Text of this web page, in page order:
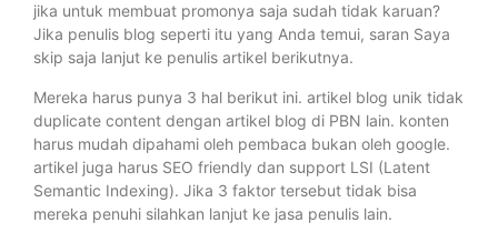
jika untuk membuat promonya saja sudah tidak karuan?
Jika penulis blog seperti itu yang Anda temui, saran Saya
skip saja lanjut ke penulis artikel berikutnya.
Mereka harus punya 3 hal berikut ini. artikel blog unik tidak
duplicate content dengan artikel blog di PBN lain. konten
harus mudah dipahami oleh pembaca bukan oleh google.
artikel juga harus SEO friendly dan support LSI (Latent
Semantic Indexing). Jika 3 faktor tersebut tidak bisa
mereka penuhi silahkan lanjut ke jasa penulis lain.